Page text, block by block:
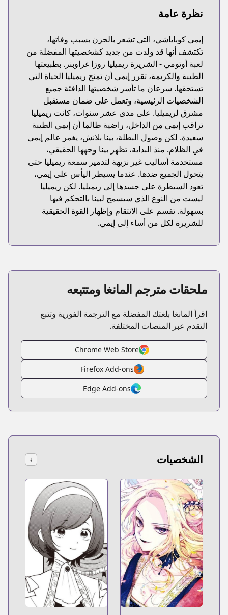
نظرة عامة
إيمي كوباياشي، التي تشعر بالحزن بسبب وفاتها،
تكتشف أنها قد ولدت من جديد كشخصيتها المفضلة من
لعبة أوتومي - الشريرة ريميليا روزا غراوبنر. بطبيعتها
الطيبة والكريمة، تقرر إيمي أن تمنح ريميليا الحياة التي
تستحقها. سرعان ما تأسر شخصيتها الدافئة جميع
الشخصيات الرئيسية، وتعمل على ضمان مستقبل
مشرق لريميليا. على مدى عشر سنوات، كانت ريميليا
تراقب إيمي من الداخل، راضية طالما أن إيمي الطيبة
سعيدة. لكن وصول البطلة، بينا بلانش، يغمر عالم إيمي
في الظلام. منذ البداية، تظهر بينا وجهها الحقيقي،
مستخدمة أساليب غير نزيهة لتدمير سمعة ريميليا حتى
يتحول الجميع ضدها. عندما يسيطر اليأس على إيمي،
تعود السيطرة على جسدها إلى ريميليا. لكن ريميليا
ليست من النوع الذي سيسمح لبينا بالتحكم فيها
بسهولة. تقسم على الانتقام وإظهار القوة الحقيقية
للشريرة لكل من أساء إلى إيمي.
ملحقات مترجم المانغا ومتتبعه
اقرأ المانغا بلغتك المفضلة مع الترجمة الفورية وتتبع
التقدم عبر المنصات المختلفة.
Chrome Web Store
Firefox Add-ons
Edge Add-ons
الشخصيات ↓